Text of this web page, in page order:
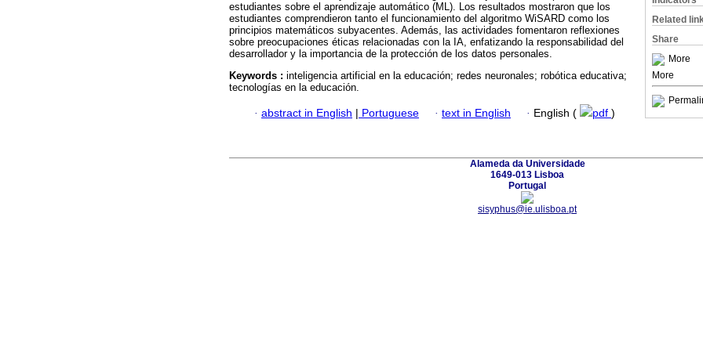
Related
Share
More
More
estudiantes sobre el aprendizaje automático (ML). Los resultados mostraron que los
estudiantes comprendieron tanto el funcionamiento del algoritmo WiSARD como los
principios matemáticos subyacentes. Además, las actividades fomentaron reflexiones
sobre preocupaciones éticas relacionadas con la IA, enfatizando la responsabilidad del
desarrollador y la importancia de la protección de los datos personales.
Keywords : inteligencia artificial en la educación; redes neuronales; robótica educativa;
tecnologías en la educación.
· abstract in English | Portuguese · text in English · English ( pdf )
Alameda da Universidade
1649-013 Lisboa
Portugal
sisyphus@ie.ulisboa.pt